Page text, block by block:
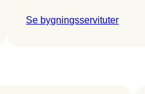
Se bygningsservituter